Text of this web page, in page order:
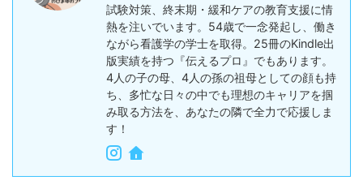
試験対策、終末期・緩和ケアの教育支援に情
熱を注いでいます。54歳で一念発起し、働き
ながら看護学の学士を取得。25冊のKindle出
版実績を持つ『伝えるプロ』でもあります。
4人の子の母、4人の孫の祖母としての顔も持
ち、多忙な日々の中でも理想のキャリアを掴
み取る方法を、あなたの隣で全力で応援しま
す！